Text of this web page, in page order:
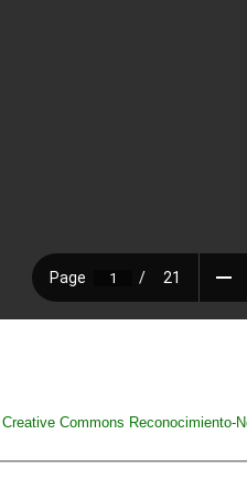
Commons Reconocimiento-